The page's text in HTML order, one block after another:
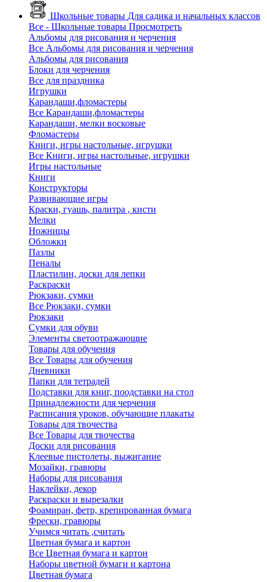
Школьные товары Для садика и начальных классов
Все - Школьные товары Просмотреть
Альбомы для рисования и черчения
Все Альбомы для рисования и черчения
Альбомы для рисования
Блоки для черчения
Все для праздника
Игрушки
Карандаши,фломастеры
Все Карандаши,фломастеры
Карандаши, мелки восковые
Фломастеры
Книги, игры настольные, игрушки
Все Книги, игры настольные, игрушки
Игры настольные
Книги
Конструкторы
Развивающие игры
Краски, гуашь, палитра , кисти
Мелки
Ножницы
Обложки
Пазлы
Пеналы
Пластилин, доски для лепки
Раскраски
Рюкзаки, сумки
Все Рюкзаки, сумки
Рюкзаки
Сумки для обуви
Элементы светоотражающие
Товары для обучения
Все Товары для обучения
Дневники
Папки для тетрадей
Подставки для книг, поодставки на стол
Принадлежности для черчения
Расписания уроков, обучающие плакаты
Товары для твочества
Все Товары для твочества
Доски для рисования
Клеевые пистолеты, выжигание
Мозайки, гравюры
Наборы для рисования
Наклейки, декор
Раскраски и вырезалки
Фоамиран, фетр, крепированная бумага
Фрески, гравюры
Учимся читать ,считать
Цветная бумага и картон
Все Цветная бумага и картон
Наборы цветной бумаги и картона
Цветная бумага